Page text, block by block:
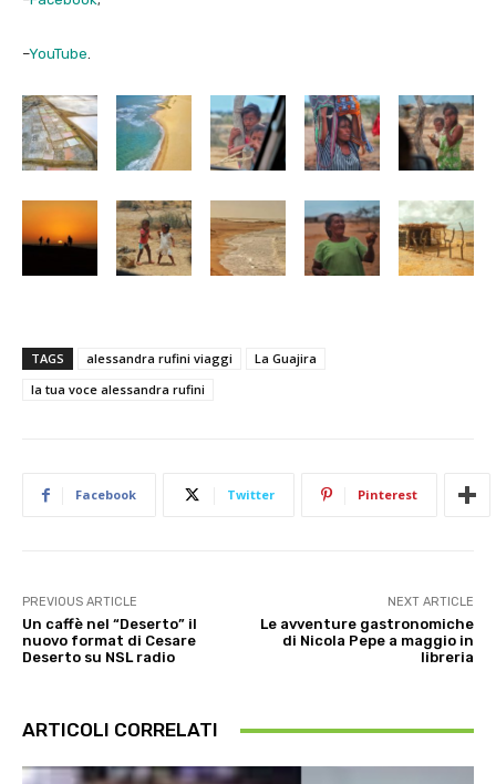
–YouTube.
TAGS alessandra rufini viaggi
La Guajira
la tua voce alessandra rufini
Facebook Twitter Pinterest
PREVIOUS ARTICLE
Un caffè nel “Deserto” il
nuovo format di Cesare
Deserto su NSL radio
NEXT ARTICLE
Le avventure gastronomiche
di Nicola Pepe a maggio in
libreria
ARTICOLI CORRELATI